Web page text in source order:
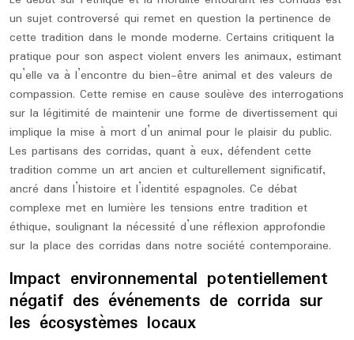
un sujet controversé qui remet en question la pertinence de
cette tradition dans le monde moderne. Certains critiquent la
pratique pour son aspect violent envers les animaux, estimant
qu’elle va à l’encontre du bien-être animal et des valeurs de
compassion. Cette remise en cause soulève des interrogations
sur la légitimité de maintenir une forme de divertissement qui
implique la mise à mort d’un animal pour le plaisir du public.
Les partisans des corridas, quant à eux, défendent cette
tradition comme un art ancien et culturellement significatif,
ancré dans l’histoire et l’identité espagnoles. Ce débat
complexe met en lumière les tensions entre tradition et
éthique, soulignant la nécessité d’une réflexion approfondie
sur la place des corridas dans notre société contemporaine.
Impact environnemental potentiellement
négatif des événements de corrida sur
les écosystèmes locaux